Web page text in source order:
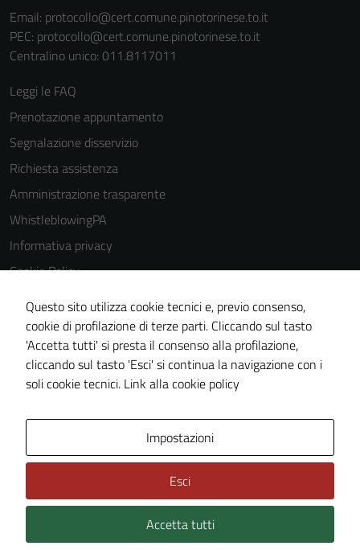
Email: protocollo@cert.comune.pinotorinese.to.it
PEC: protocollo@cert.comune.pinotorinese.to.it
Centralino unico: 011.8117011
Leggi le FAQ
Prenotazione appuntamento
Segnalazione disservizio
Richiesta assistenza
Amministrazione trasparente
WhistleblowingPA
Informativa privacy
Cookie Policy
Note legali
Dichiarazione di accessibilità
Piano di miglioramento del sito
Certificazione sistema gestione qualità
Technical Design s.r.l.
Questo sito utilizza cookie tecnici e, previo consenso,
cookie di profilazione di terze parti. Cliccando sul tasto
'Accetta tutti' si presta il consenso alla profilazione,
cliccando sul tasto 'Esci' si continua la navigazione con i
soli cookie tecnici. Link alla cookie policy
Impostazioni
Esci
Accetta tutti